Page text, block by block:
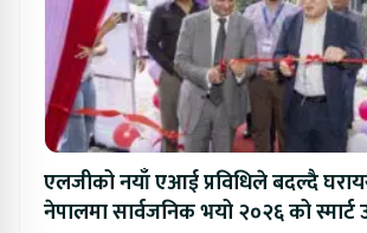
एलजीको नयाँ एआई प्रविधिले बदल्दै
नेपालमा सार्वजनिक भयो २०२६ को